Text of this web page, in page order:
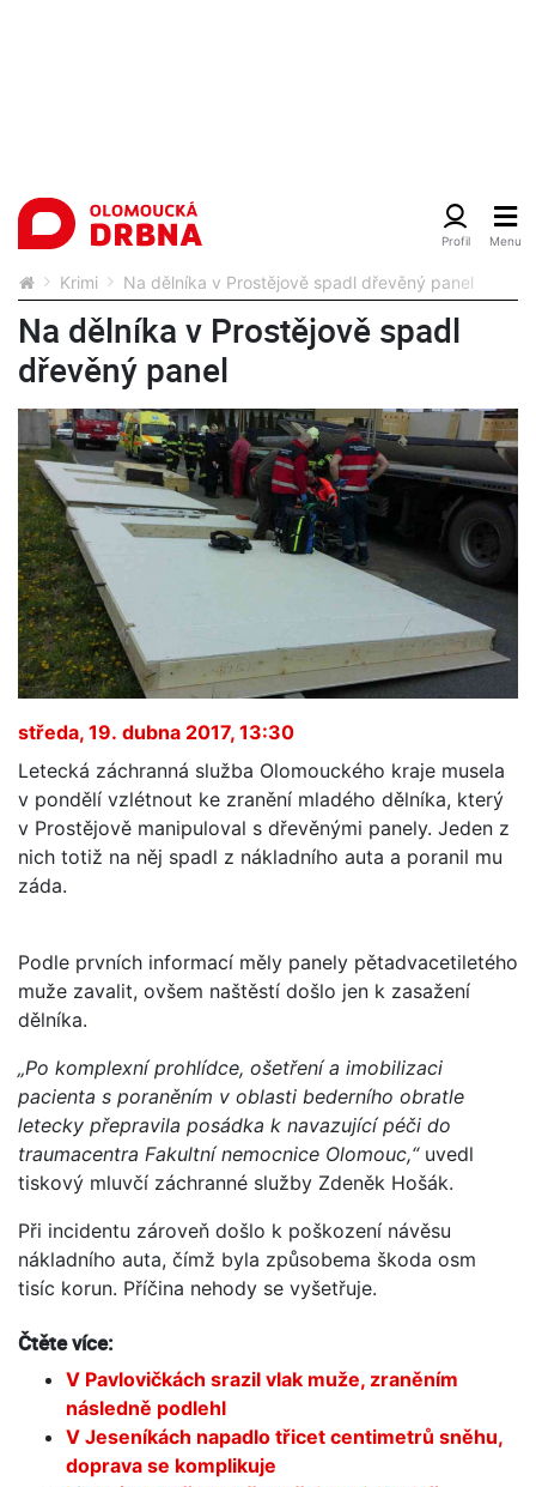
Krimi Na dělníka v Prostějově spadl dřevěný panel
Na dělníka v Prostějově spadl
dřevěný panel
středa, 19. dubna 2017, 13:30
Letecká záchranná služba Olomouckého kraje musela
v pondělí vzlétnout ke zranění mladého dělníka, který
v Prostějově manipuloval s dřevěnými panely. Jeden z
nich totiž na něj spadl z nákladního auta a poranil mu
záda.
Podle prvních informací měly panely pětadvacetiletého
muže zavalit, ovšem naštěstí došlo jen k zasažení
dělníka.
„Po komplexní prohlídce, ošetření a imobilizaci
pacienta s poraněním v oblasti bederního obratle
letecky přepravila posádka k navazující péči do
traumacentra Fakultní nemocnice Olomouc,“uvedl
tiskový mluvčí záchranné služby Zdeněk Hošák.
Při incidentu zároveň došlo k poškození návěsu
nákladního auta, čímž byla způsobema škoda osm
tisíc korun. Příčina nehody se vyšetřuje.
Čtěte více:
V Pavlovičkách srazil vlak muže, zraněním
následně podlehl
V Jeseníkách napadlo třicet centimetrů sněhu,
doprava se komplikuje